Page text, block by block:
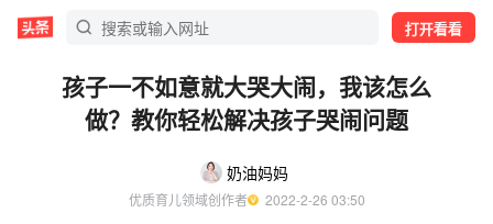
打开看看
孩子一不如意就大哭大闹，我该怎么
做？教你轻松解决孩子哭闹问题
奶油妈妈
优质育儿领域创作者
  2022-2-26 03:50